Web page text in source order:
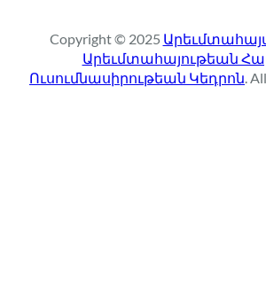
c
h
Copyright © 2025
Արեւմտահայութեան
Ուսումնասիրութեան Կեդրոն.